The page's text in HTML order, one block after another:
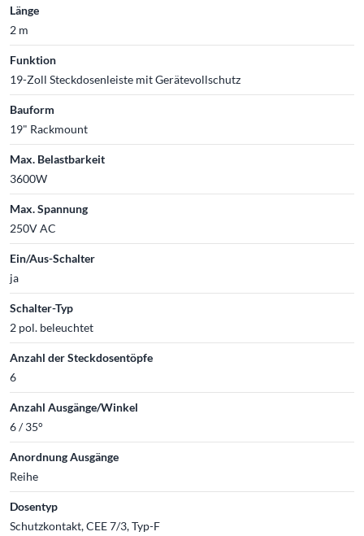
Länge
2 m
Funktion
19-Zoll Steckdosenleiste mit Gerätevollschutz
Bauform
19" Rackmount
Max. Belastbarkeit
3600W
Max. Spannung
250V AC
Ein/Aus-Schalter
ja
Schalter-Typ
2 pol. beleuchtet
Anzahl der Steckdosentöpfe
6
Anzahl Ausgänge/Winkel
6 / 35°
Anordnung Ausgänge
Reihe
Dosentyp
Schutzkontakt, CEE 7/3, Typ-F